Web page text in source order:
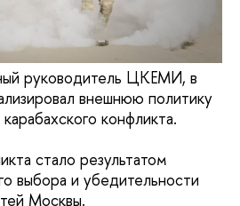
руководитель ЦКЕМИ, в
внешнюю политику
конфликта.
стало результатом
выбора и убедительности
Москвы.